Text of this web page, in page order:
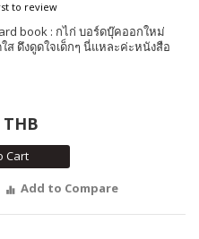
to review
book : กไก่ บอร์ดบุ๊คออกใหม่
ดึงดูดใจเด็กๆ นี่แหละค่ะหนังสือ
THB
Cart
Add to Compare